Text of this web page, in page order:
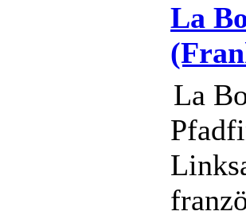
La
La